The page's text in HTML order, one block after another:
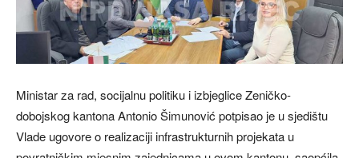
Ministar za rad, socijalnu politiku i izbjeglice Zeničko-
dobojskog kantona Antonio Šimunović potpisao je u sjedištu
Vlade ugovore o realizaciji infrastrukturnih projekata u